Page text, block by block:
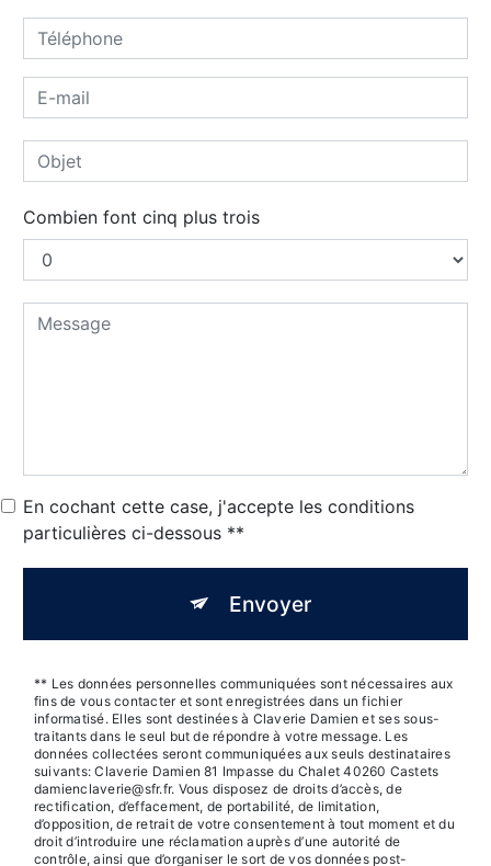
Combien font cinq plus trois
En cochant cette case, j'accepte les conditions
particulières ci-dessous **
Envoyer
** Les données personnelles communiquées sont nécessaires aux
fins de vous contacter et sont enregistrées dans un fichier
informatisé. Elles sont destinées à Claverie Damien et ses sous-
traitants dans le seul but de répondre à votre message. Les
données collectées seront communiquées aux seuls destinataires
suivants: Claverie Damien 81 Impasse du Chalet 40260 Castets
damienclaverie@sfr.fr. Vous disposez de droits d’accès, de
rectification, d’effacement, de portabilité, de limitation,
d’opposition, de retrait de votre consentement à tout moment et du
droit d’introduire une réclamation auprès d’une autorité de
contrôle, ainsi que d’organiser le sort de vos données post-